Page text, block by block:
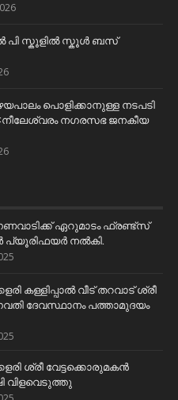
പി സ്കൂളിൽ സ്കൂൾ ബസ്
പൊളിക്കാനുള്ള നടപടി
നഗരസഭ ജനകീയ
ഏറുമാടം ഫ്രണ്ട്സ്
പ്യൂരിഫയർ നൽകി.
കള്ളിപ്പാൽ വീട് തറവാട് ശ്രീ
ദേവസ്ഥാനം പത്താമുദയം
ശ്രീ വേട്ടക്കൊരുമകൻ
വിളവെടുത്തു